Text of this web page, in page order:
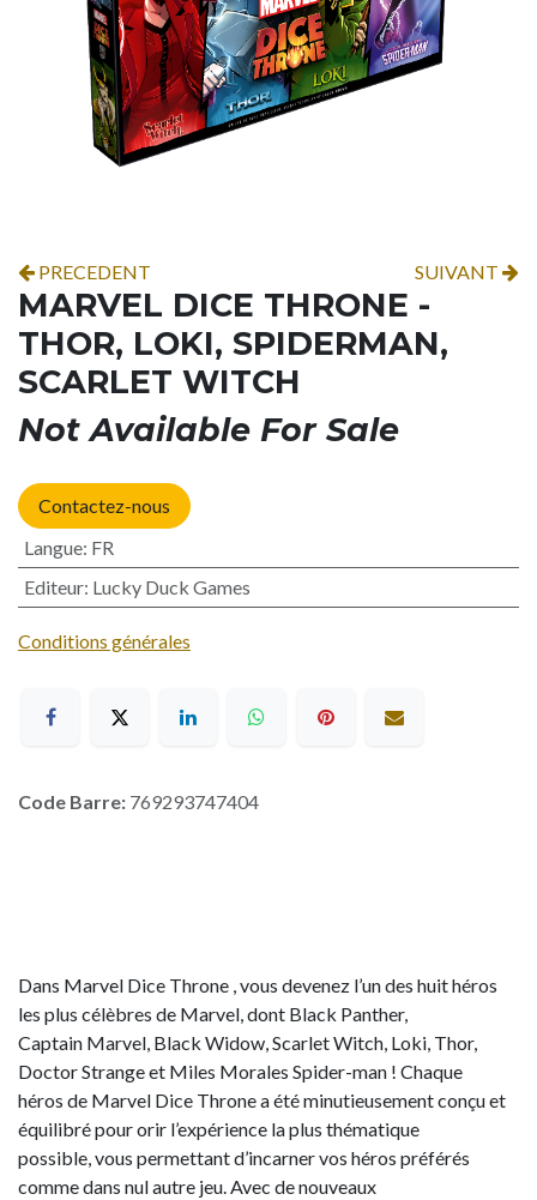
PRECEDENT SUIVANT
MARVEL DICE THRONE -
THOR, LOKI, SPIDERMAN,
SCARLET WITCH
Not Available For Sale
Contactez-nous
Langue: FR
Editeur: Lucky Duck Games
Conditions générales
Code Barre: 769293747404
Dans Marvel Dice Throne , vous devenez l’un des huit héros
les plus célèbres de Marvel, dont Black Panther,
Captain Marvel, Black Widow, Scarlet Witch, Loki, Thor,
Doctor Strange et Miles Morales Spider-man ! Chaque
héros de Marvel Dice Throne a été minutieusement conçu et
équilibré pour orir l’expérience la plus thématique
possible, vous permettant d’incarner vos héros préférés
comme dans nul autre jeu. Avec de nouveaux